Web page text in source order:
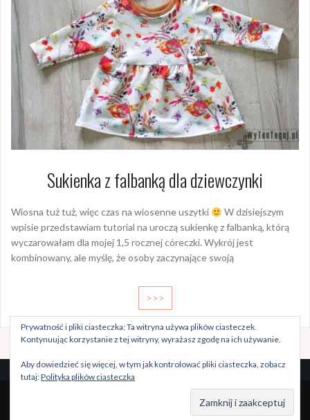
Sukienka z falbanką dla dziewczynki
Wiosna tuż tuż, więc czas na wiosenne uszytki
W dzisiejszym
wpisie przedstawiam tutorial na uroczą sukienkę z falbanką, którą
wyczarowałam dla mojej 1,5 rocznej córeczki. Wykrój jest
kombinowany, ale myślę, że osoby zaczynające swoją
>>>
Szablon: Oriaby
Prywatność i pliki ciasteczka: Ta witryna używa plików ciasteczek.
Kontynuując korzystanie z tej witryny, wyrażasz zgodę na ich używanie.
Aby dowiedzieć się więcej, w tym jak kontrolować pliki ciasteczka, zobacz
tutaj:Polityka plików ciasteczka